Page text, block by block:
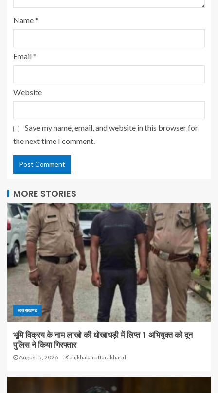
Name*
Email*
Website
Save my name, email, and website in this browser for
the next time I comment.
MORE STORIES
उत्तराखण्ड
भूमि विक्रय के नाम लाखो की धोखाधड़ी में लिप्त 1 अभियुक्त को दून
पुलिस ने किया गिरफ्तार
August 5, 2026 aajkhabaruttarakhand